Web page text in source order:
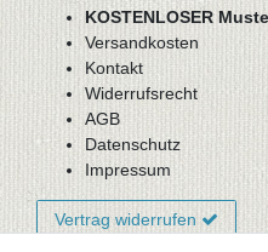
KOSTENLOSER
Versandkosten
Kontakt
Widerrufsrecht
AGB
Datenschutz
Impressum
Vertrag widerrufen